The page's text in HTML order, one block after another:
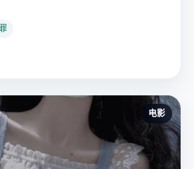
电影